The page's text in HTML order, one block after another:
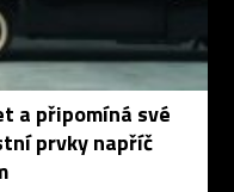
a připomíná své
prvky napříč